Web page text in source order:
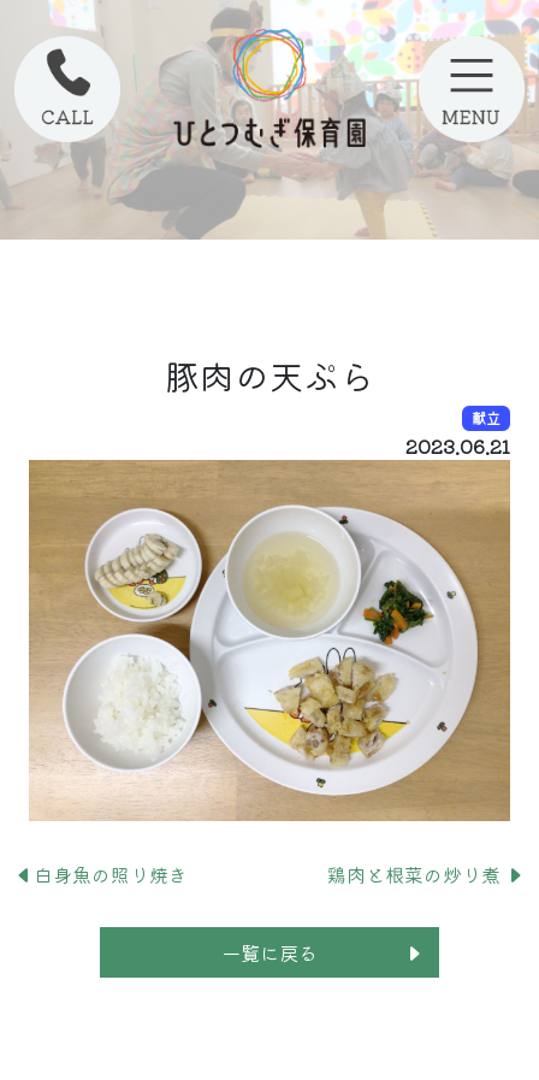
豚肉の天ぷら
献立
2023.06.21
白身魚の照り焼き 鶏肉と根菜の炒り煮
一覧に戻る